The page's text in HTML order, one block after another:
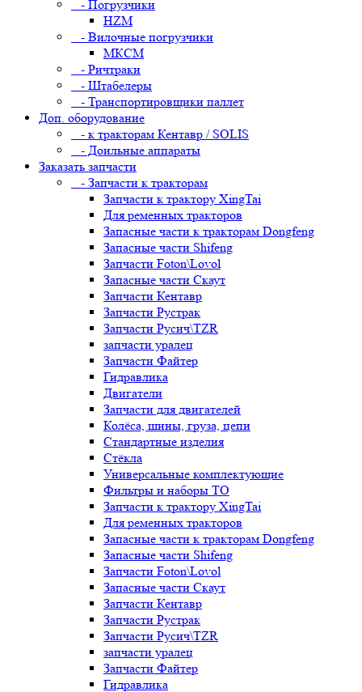
- Погрузчики
HZM
- Вилочные погрузчики
МКСМ
- Ричтраки
- Штабелеры
- Транспортировщики паллет
Доп. оборудование
- к тракторам Кентавр / SOLIS
- Доильные аппараты
Заказать запчасти
- Запчасти к тракторам
Запчасти к трактору XingTai
Для ременных тракторов
Запасные части к тракторам Dongfeng
Запасные части Shifeng
Запчасти Foton\Lovol
Запасные части Скаут
Запчасти Кентавр
Запчасти Рустрак
Запчасти Русич\TZR
запчасти уралец
Запчасти Файтер
Гидравлика
Двигатели
Запчасти для двигателей
Колёса, шины, груза, цепи
Стандартные изделия
Стёкла
Универсальные комплектующие
Фильтры и наборы ТО
Запчасти к трактору XingTai
Для ременных тракторов
Запасные части к тракторам Dongfeng
Запасные части Shifeng
Запчасти Foton\Lovol
Запасные части Скаут
Запчасти Кентавр
Запчасти Рустрак
Запчасти Русич\TZR
запчасти уралец
Запчасти Файтер
Гидравлика